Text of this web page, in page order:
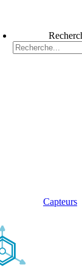
Capteurs